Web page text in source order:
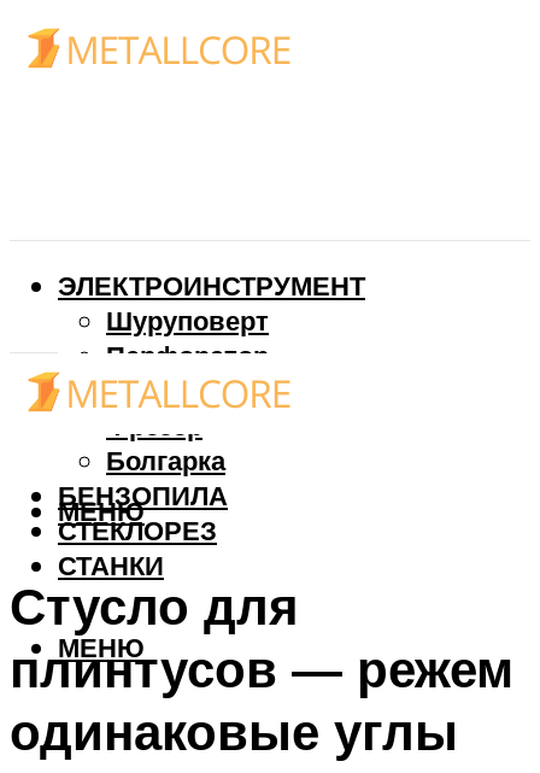
ЭЛЕКТРОИНСТРУМЕНТ
Шуруповерт
Перфоратор
Дрель
Фрезер
Болгарка
БЕНЗОПИЛА
СТЕКЛОРЕЗ
СТАНКИ
МЕНЮ
МЕНЮ
Стусло для
плинтусов — режем
одинаковые углы